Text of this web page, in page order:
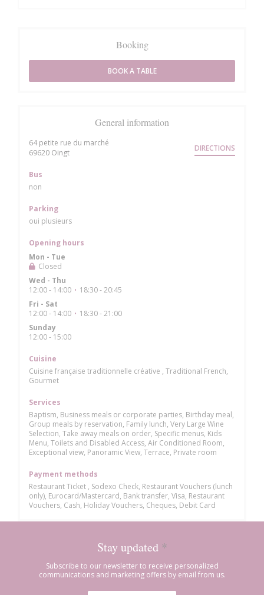
Booking
BOOK A TABLE
General information
64 petite rue du marché
69620 Oingt((opens in a new window)) DIRECTIONS
Bus
non
Parking
oui plusieurs
Opening hours
Mon - Tue
Closed
Wed - Thu
12:00 - 14:00 • 18:30 - 20:45
Fri - Sat
12:00 - 14:00 • 18:30 - 21:00
Sunday
12:00 - 15:00
Cuisine
Cuisine française traditionnelle créative , Traditional French,
Gourmet
Services
Baptism, Business meals or corporate parties, Birthday meal,
Group meals by reservation, Family lunch, Very Large Wine
Selection, Take away meals on order, Specific menus, Kids
Menu, Toilets and Disabled Access, Air Conditioned Room,
Exceptional view, Panoramic View, Terrace, Private room
Payment methods
Restaurant Ticket , Sodexo Check, Restaurant Vouchers (lunch
only), Eurocard/Mastercard, Bank transfer, Visa, Restaurant
Vouchers, Cash, Holiday Vouchers, Cheques, Debit Card
Stay updated *
Subscribe to our newsletter to receive personalized
communications and marketing offers by email from us.